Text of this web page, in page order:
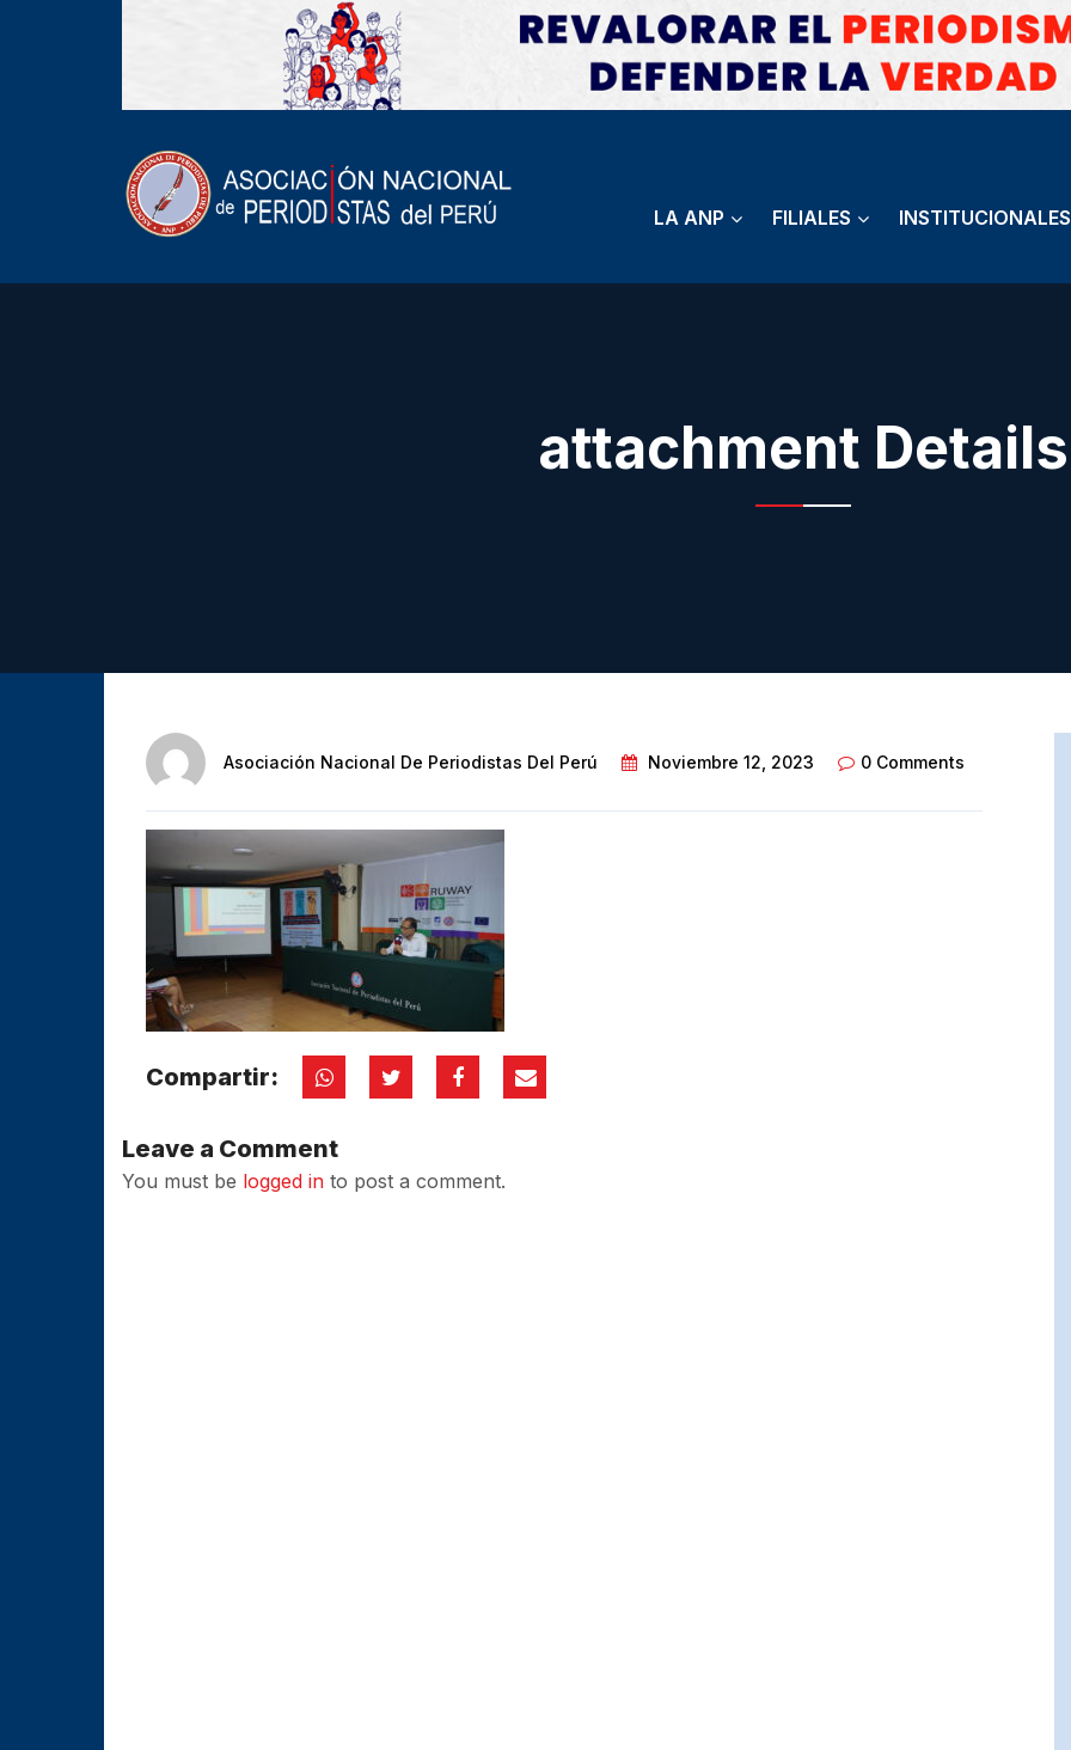
LA ANP FILIALES INSTITUCIONALES
attachment Details
Asociación Nacional De Periodistas Del Perú Noviembre 12, 2023 0 Comments
Compartir:
Leave a Comment
You must be logged in to post a comment.